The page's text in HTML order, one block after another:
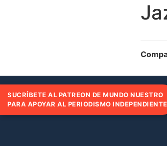
SUCRÍBETE AL PATREON DE MUNDO NUESTRO
PARA APOYAR AL PERIODISMO INDEPENDIENTE